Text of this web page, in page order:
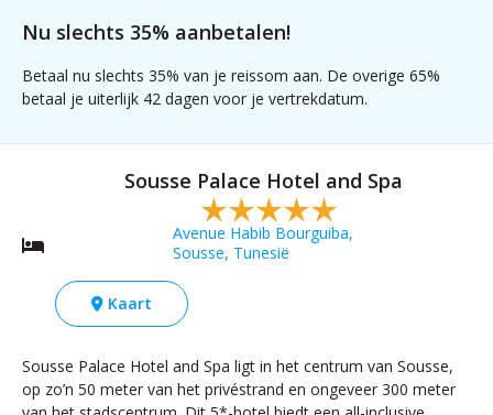
Nu slechts 35% aanbetalen!
Betaal nu slechts 35% van je reissom aan. De overige 65%
betaal je uiterlijk 42 dagen voor je vertrekdatum.
Sousse Palace Hotel and Spa
Avenue Habib Bourguiba,
Sousse, Tunesië
Kaart
Sousse Palace Hotel and Spa ligt in het centrum van Sousse,
op zo’n 50 meter van het privéstrand en ongeveer 300 meter